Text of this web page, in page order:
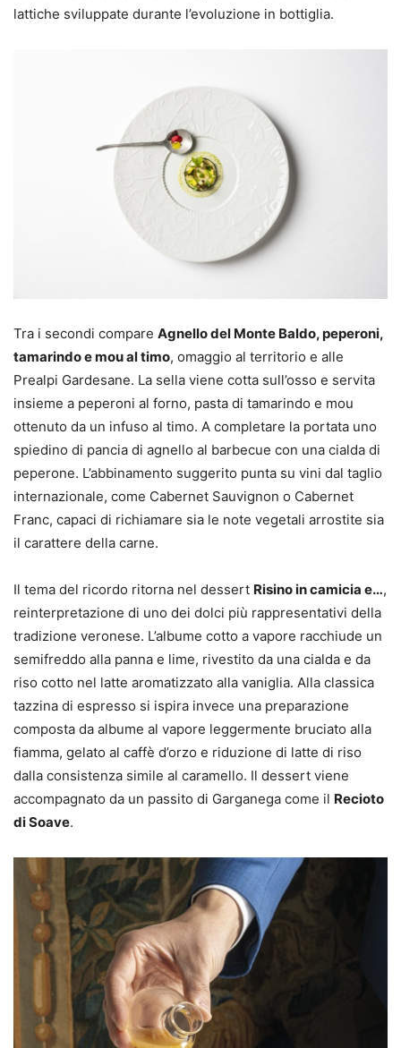
lattiche sviluppate durante l’evoluzione in bottiglia.
Tra i secondi compare Agnello del Monte Baldo, peperoni,
tamarindo e mou al timo, omaggio al territorio e alle
Prealpi Gardesane. La sella viene cotta sull’osso e servita
insieme a peperoni al forno, pasta di tamarindo e mou
ottenuto da un infuso al timo. A completare la portata uno
spiedino di pancia di agnello al barbecue con una cialda di
peperone. L’abbinamento suggerito punta su vini dal taglio
internazionale, come Cabernet Sauvignon o Cabernet
Franc, capaci di richiamare sia le note vegetali arrostite sia
il carattere della carne.
Il tema del ricordo ritorna nel dessert Risino in camicia e…,
reinterpretazione di uno dei dolci più rappresentativi della
tradizione veronese. L’albume cotto a vapore racchiude un
semifreddo alla panna e lime, rivestito da una cialda e da
riso cotto nel latte aromatizzato alla vaniglia. Alla classica
tazzina di espresso si ispira invece una preparazione
composta da albume al vapore leggermente bruciato alla
fiamma, gelato al caffè d’orzo e riduzione di latte di riso
dalla consistenza simile al caramello. Il dessert viene
accompagnato da un passito di Garganega come il Recioto
di Soave.